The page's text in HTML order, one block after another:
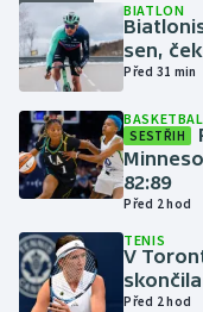
Judo
Krasobruslení
Lezení
Lyže a snowboard
Moderní pětiboj
BIATLON
sen,
Před 31 min
BASKETBAL
SESTŘIH
82:89
Před 2 hod
TENIS
V
Před 2 hod